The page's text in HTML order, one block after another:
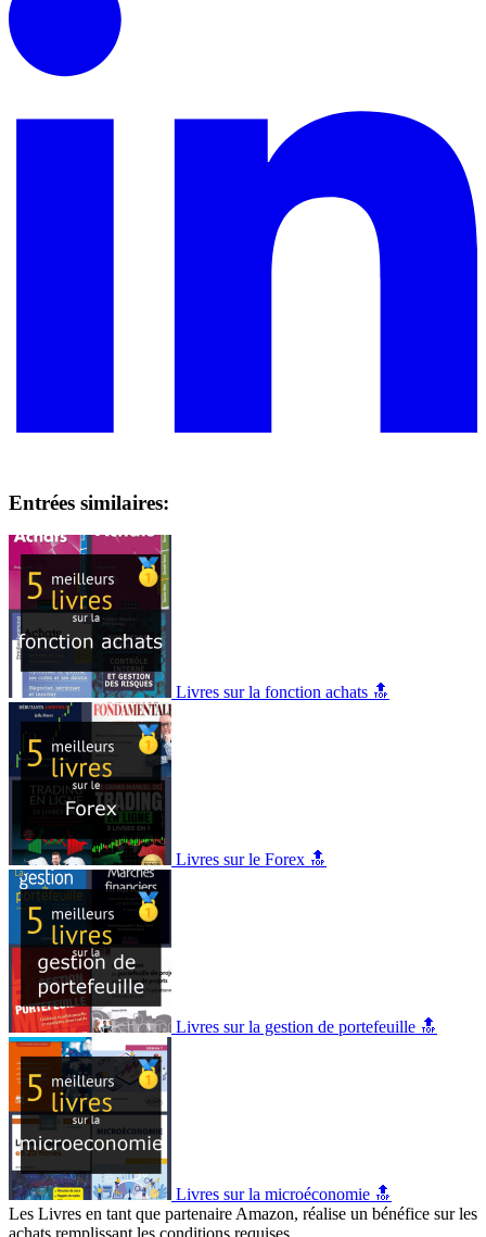
Entrées similaires:
Livres sur la fonction achats 🔝
Livres sur le Forex 🔝
Livres sur la gestion de portefeuille 🔝
Livres sur la microéconomie 🔝
Les Livres en tant que partenaire Amazon, réalise un bénéfice sur les